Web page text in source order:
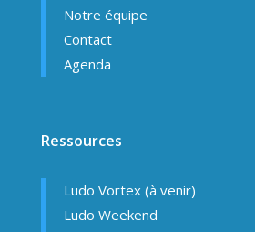
Notre équipe
Contact
Agenda
Ressources
Ludo Vortex (à venir)
Ludo Weekend